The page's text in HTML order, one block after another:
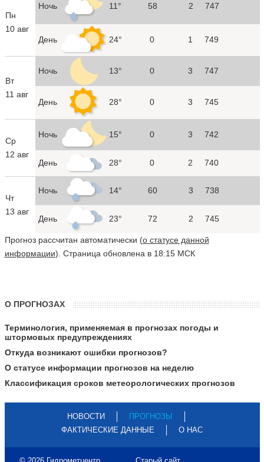
Пн
10 авг
Ночь 11° 58 2 747
День 24° 0 1 749
Вт
11 авг
Ночь 13° 0 3 747
День 28° 0 3 745
Ср
12 авг
Ночь 15° 0 3 742
День 28° 0 2 740
Чт
13 авг
Ночь 14° 60 3 738
День 23° 72 2 745
Прогноз рассчитан автоматически (о статусе данной
информации). Страница обновлена в 18:15 МСК
О ПРОГНОЗАХ
Терминология, применяемая в прогнозах погоды и
штормовых предупреждениях
Откуда возникают ошибки прогнозов?
О статусе информации прогнозов на неделю
Классификация сроков метеорологических прогнозов
НОВОСТИ
ПРОГНОЗЫ
ФАКТИЧЕСКИЕ ДАННЫЕ
О НАС